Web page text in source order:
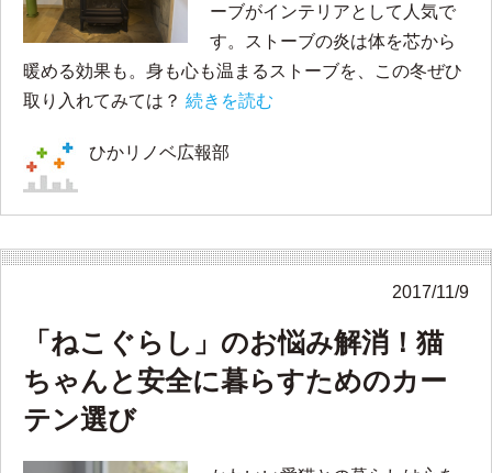
ーブがインテリアとして人気で
す。ストーブの炎は体を芯から
暖める効果も。身も心も温まるストーブを、この冬ぜひ
取り入れてみては？ 続きを読む
ひかリノベ広報部
2017/11/9
「ねこぐらし」のお悩み解消！猫
ちゃんと安全に暮らすためのカー
テン選び